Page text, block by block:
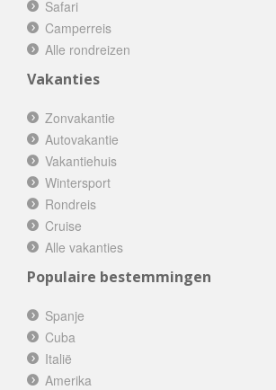
Safari
Camperreis
Alle rondreizen
Vakanties
Zonvakantie
Autovakantie
Vakantiehuis
Wintersport
Rondreis
Cruise
Alle vakanties
Populaire bestemmingen
Spanje
Cuba
Italië
Amerika